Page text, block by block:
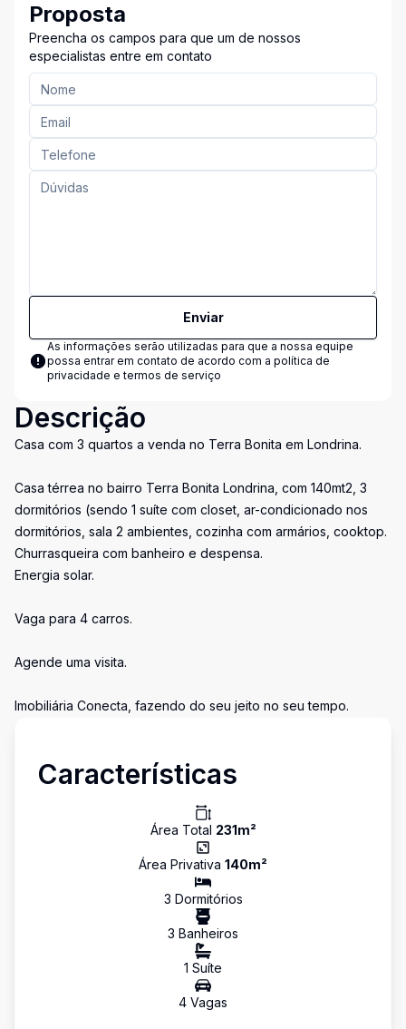
Proposta
Preencha os campos para que um de nossos
especialistas entre em contato
Enviar
As informações serão utilizadas para que a nossa equipe
possa entrar em contato de acordo com a política de
privacidade e termos de serviço
Descrição
Casa com 3 quartos a venda no Terra Bonita em Londrina.
Casa térrea no bairro Terra Bonita Londrina, com 140mt2, 3
dormitórios (sendo 1 suíte com closet, ar-condicionado nos
dormitórios, sala 2 ambientes, cozinha com armários, cooktop.
Churrasqueira com banheiro e despensa.
Energia solar.
Vaga para 4 carros.
Agende uma visita.
Imobiliária Conecta, fazendo do seu jeito no seu tempo.
Características
Área Total 231m²
Área Privativa 140m²
3 Dormitórios
3 Banheiros
1 Suíte
4 Vagas